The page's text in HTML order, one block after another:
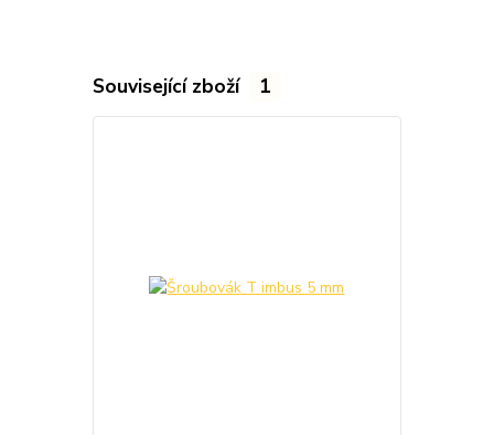
Související zboží 1